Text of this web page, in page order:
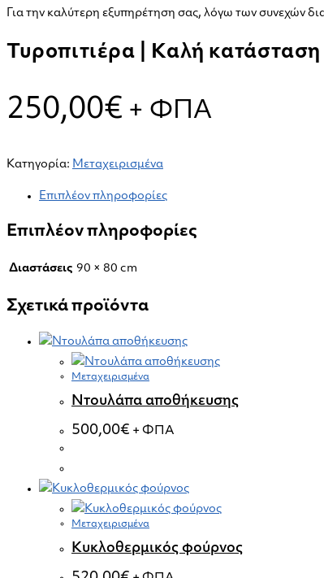
ποσότητα
Για την καλύτερη εξυπηρέτηση σας, λόγω των συνεχών
Τυροπιτιέρα | Καλή κατάσταση
250,00€ + ΦΠΑ
Κατηγορία: Μεταχειρισμένα
Επιπλέον πληροφορίες
Επιπλέον πληροφορίες
Διαστάσεις 90 × 80 cm
Σχετικά προϊόντα
Μεταχειρισμένα
Ντουλάπα αποθήκευσης
500,00€ + ΦΠΑ
Μεταχειρισμένα
Κυκλοθερμικός φούρνος